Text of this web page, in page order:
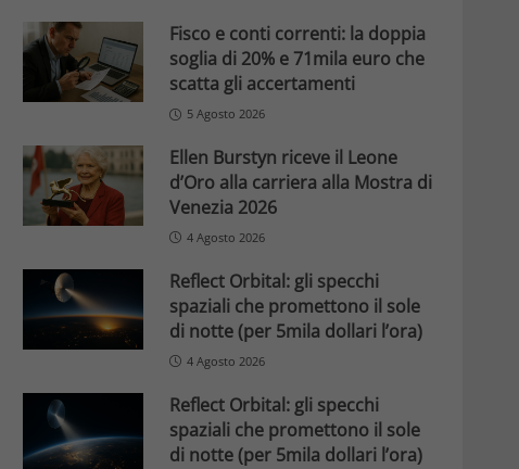
Fisco e conti correnti: la doppia
soglia di 20% e 71mila euro che
scatta gli accertamenti
5 Agosto 2026
Ellen Burstyn riceve il Leone
d’Oro alla carriera alla Mostra di
Venezia 2026
4 Agosto 2026
Reflect Orbital: gli specchi
spaziali che promettono il sole
di notte (per 5mila dollari l’ora)
4 Agosto 2026
Reflect Orbital: gli specchi
spaziali che promettono il sole
di notte (per 5mila dollari l’ora)